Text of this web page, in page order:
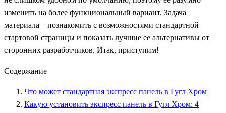
изменить на более функциональный вариант. Задача
материала – познакомить с возможностями стандартной
стартовой страницы и показать лучшие ее альтернативы от
сторонних разработчиков. Итак, приступим!
Содержание
Что может стандартная экспресс панель в Гугл Хром
Какую установить экспресс панель в Гугл Хром: 4